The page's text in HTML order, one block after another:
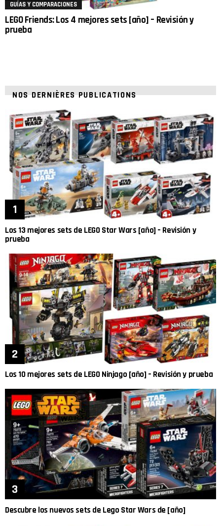
GUÍAS Y COMPARACIONES
LEGO Friends: Los 4 mejores sets [año] – Revisión y
prueba
NOS DERNIÈRES PUBLICATIONS
Los 13 mejores sets de LEGO Star Wars [año] – Revisión y
prueba
Los 10 mejores sets de LEGO Ninjago [año] – Revisión y prueba
Descubre los nuevos sets de Lego Star Wars de [año]